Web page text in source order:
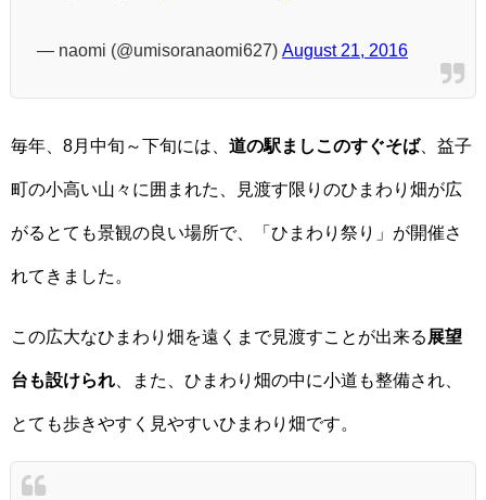
— naomi (@umisoranaomi627) August 21, 2016
毎年、8月中旬～下旬には、 道の駅ましこのすぐそば、益子
町の小高い山々に囲まれた、見渡す限りのひまわり畑が広
がるとても景観の良い場所で、「ひまわり祭り」が開催さ
れてきました。
この広大なひまわり畑を遠くまで見渡すことが出来る 展望
台も設けられ 、また、ひまわり畑の中に小道も整備され、
とても歩きやすく見やすいひまわり畑です。